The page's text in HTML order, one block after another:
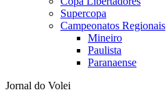
Supercopa
Campeonatos Regionais
Mineiro
Paulista
Paranaense
Jornal do Volei